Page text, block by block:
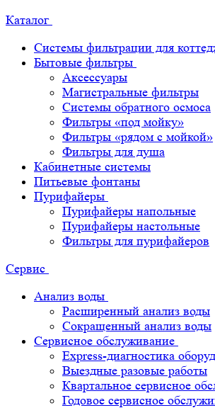
Каталог
Системы фильтрации для
Бытовые фильтры
Аксессуары
Магистральные фильтры
Системы обратного осмоса
Фильтры «под мойку»
Фильтры «рядом с мойкой»
Фильтры для душа
Кабинетные системы
Питьевые фонтаны
Пурифайеры
Пурифайеры напольные
Пурифайеры настольные
Фильтры для пурифайеров
Сервис
Анализ воды
Расширенный анализ воды
Сокращенный анализ воды
Сервисное обслуживание
Express-диагностика
Выездные разовые работы
Квартальное сервисное
Годовое сервисное